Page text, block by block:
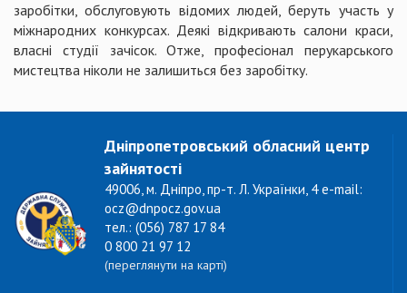
заробітки, обслуговують відомих людей, беруть участь у
міжнародних конкурсах. Деякі відкривають салони краси,
власні студії зачісок. Отже, професіонал перукарського
мистецтва ніколи не залишиться без заробітку.
Дніпропетровський обласний центр
зайнятості
49006, м. Дніпро, пр-т. Л. Українки, 4 e-mail:
ocz@dnpocz.gov.ua
тел.: (056) 787 17 84
0 800 21 97 12
(переглянути на карті)